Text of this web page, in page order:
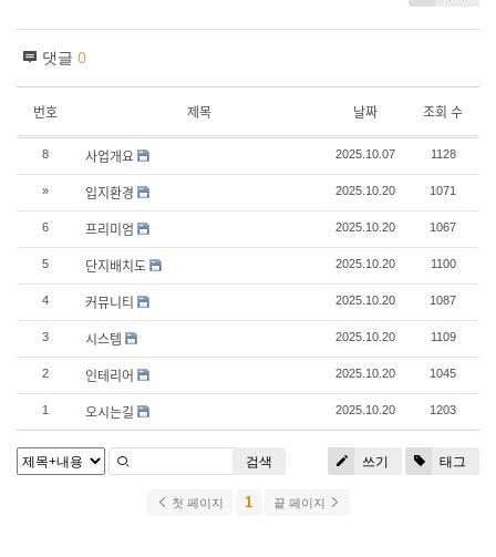
댓글 0
번호 제목 날짜 조회 수
8 사업개요 2025.10.07 1128
» 입지환경 2025.10.20 1071
6 프리미엄 2025.10.20 1067
5 단지배치도 2025.10.20 1100
4 커뮤니티 2025.10.20 1087
3 시스템 2025.10.20 1109
2 인테리어 2025.10.20 1045
1 오시는길 2025.10.20 1203
쓰기 태그
검색
첫 페이지 1 끝 페이지